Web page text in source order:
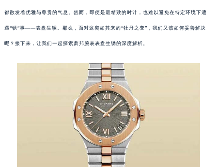
都散发着优雅与尊贵的气息。然而，即便是最精致的时计，也难以避免在特定环境下遭
遇“锈”事——表盘生锈。那么，面对这突如其来的“牡丹之变”，我们又该如何妥善解决
呢？接下来，让我们一起探索萧邦腕表表盘生锈的深度解析。